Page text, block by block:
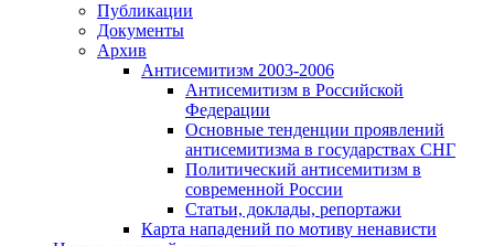
Публикации
Документы
Архив
Антисемитизм 2003-2006
Антисемитизм в Российской
Федерации
Основные тенденции проявлений
антисемитизма в государствах СНГ
Политический антисемитизм в
современной России
Статьи, доклады, репортажи
Карта нападений по мотиву ненависти